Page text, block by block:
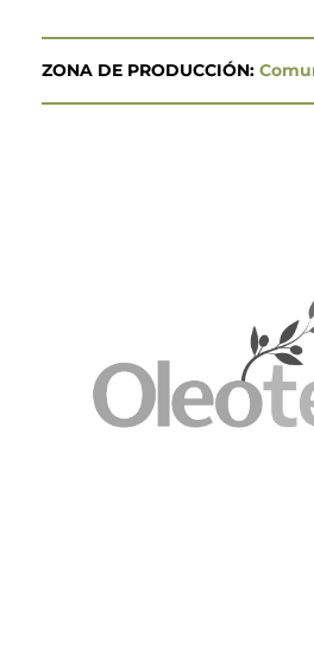
ZONA DE PRODUCCIÓN: